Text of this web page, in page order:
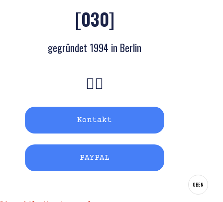
[030]
gegründet 1994 in Berlin
Kontakt
PAYPAL
OBEN